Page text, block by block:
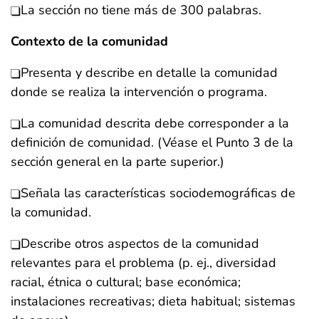
La sección no tiene más de 300 palabras.
Contexto de la comunidad
Presenta y describe en detalle la comunidad
donde se realiza la intervención o programa.
La comunidad descrita debe corresponder a la
definición de comunidad. (Véase el Punto 3 de la
sección general en la parte superior.)
Señala las características sociodemográficas de
la comunidad.
Describe otros aspectos de la comunidad
relevantes para el problema (p. ej., diversidad
racial, étnica o cultural; base económica;
instalaciones recreativas; dieta habitual; sistemas